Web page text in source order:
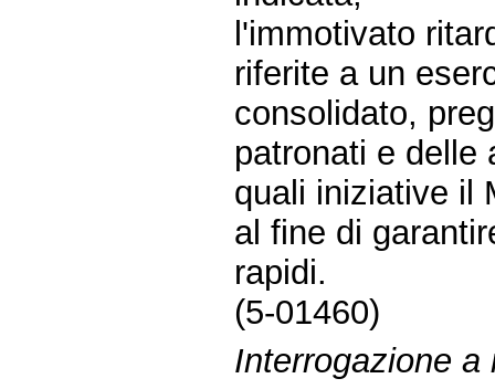
l'immotivato
riferite a un
consolidato,
patronati e delle
quali iniziative il
al fine di
rapidi.
(5-01460)
Interrogazione